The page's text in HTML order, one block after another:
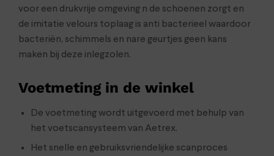
voor een drukvrije omgeving n de schoenen zorgt en
de imitatie velours toplaag is anti bacterieel waardoor
bacteriën, schimmels en nare geurtjes geen kans
maken bij deze inlegzolen.
Voetmeting in de winkel
De voetmeting wordt uitgevoerd met behulp van
het voetscansysteem van Aetrex.
Het snelle en gebruiksvriendelijke scanproces